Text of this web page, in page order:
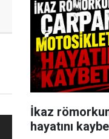
İkaz
hayatını